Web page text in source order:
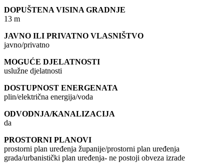
DOPUŠTENA VISINA GRADNJE
13 m
JAVNO ILI PRIVATNO VLASNIŠTVO
javno/privatno
MOGUĆE DJELATNOSTI
uslužne djelatnosti
DOSTUPNOST ENERGENATA
plin/električna energija/voda
ODVODNJA/KANALIZACIJA
da
PROSTORNI PLANOVI
prostorni plan uređenja županije/prostorni plan uređenja
grada/urbanistički plan uređenja- ne postoji obveza izrade